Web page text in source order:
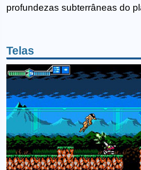
profundezas subterrâneas do
Telas